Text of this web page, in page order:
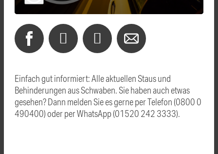
Einfach gut informiert: Alle aktuellen Staus und
Behinderungen aus Schwaben. Sie haben auch etwas
gesehen? Dann melden Sie es gerne per Telefon (0800 0
490400) oder per WhatsApp (01520 242 3333).